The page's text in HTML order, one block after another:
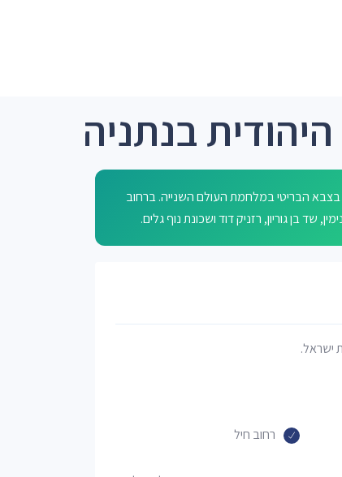
בנתניה
בצבא הבריטי במלחמת העולם השנייה. ברחוב
ישראל.
רחוב חיל